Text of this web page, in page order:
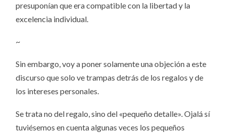
presuponían que era compatible con la libertad y la
excelencia individual.
~
Sin embargo, voy a poner solamente una objeción a este
discurso que solo ve trampas detrás de los regalos y de
los intereses personales.
Se trata no del regalo, sino del «pequeño detalle». Ojalá sí
tuviésemos en cuenta algunas veces los pequeños